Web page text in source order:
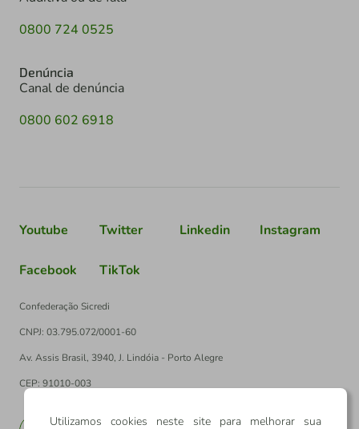
0800 724 0525
Denúncia
Canal de denúncia
0800 602 6918
Youtube Twitter Linkedin Instagram
Facebook TikTok
Confederação Sicredi
CNPJ: 03.795.072/0001-60
Av. Assis Brasil, 3940, J. Lindóia - Porto Alegre
CEP: 91010-003
Utilizamos cookies neste site para melhorar sua